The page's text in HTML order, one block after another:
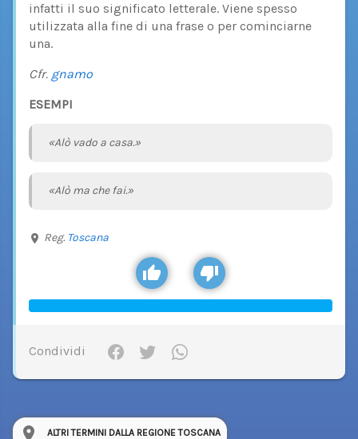
infatti il suo significato letterale. Viene spesso
utilizzata alla fine di una frase o per cominciarne
una.
Cfr. gnamo
ESEMPI
«Alò vado a casa.»
«Alò ma che fai.»
Reg. Toscana
Condividi
ALTRI TERMINI DALLA REGIONE TOSCANA